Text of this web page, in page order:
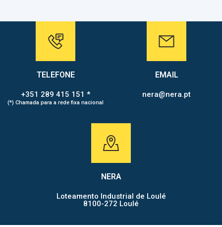
TELEFONE
+351 289 415 151 *
(*) Chamada para a rede fixa nacional
EMAIL
nera@nera.pt
NERA
Loteamento Industrial de Loulé
8100-272 Loulé